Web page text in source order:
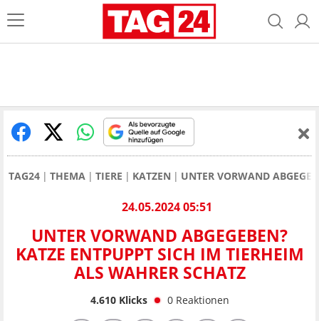
TAG24 THEMA TIERE KATZEN UNTER VORWAND
24.05.2024 05:51
UNTER VORWAND ABGEGEBEN?
KATZE ENTPUPPT SICH IM TIERHEIM
ALS WAHRER SCHATZ
4.610Klicks 0 Reaktionen